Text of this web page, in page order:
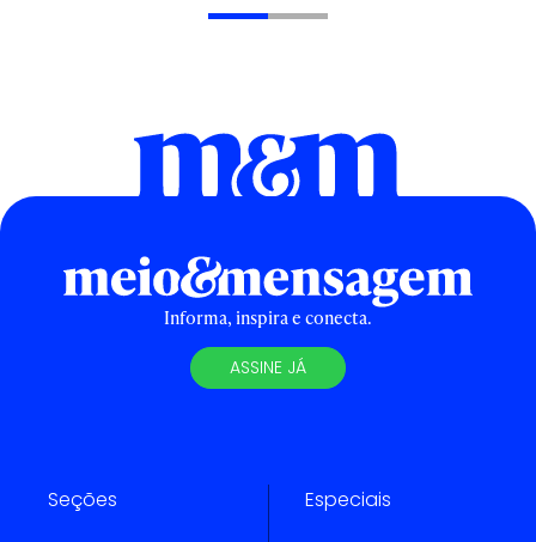
Informa, inspira e conecta.
ASSINE JÁ
Seções Especiais